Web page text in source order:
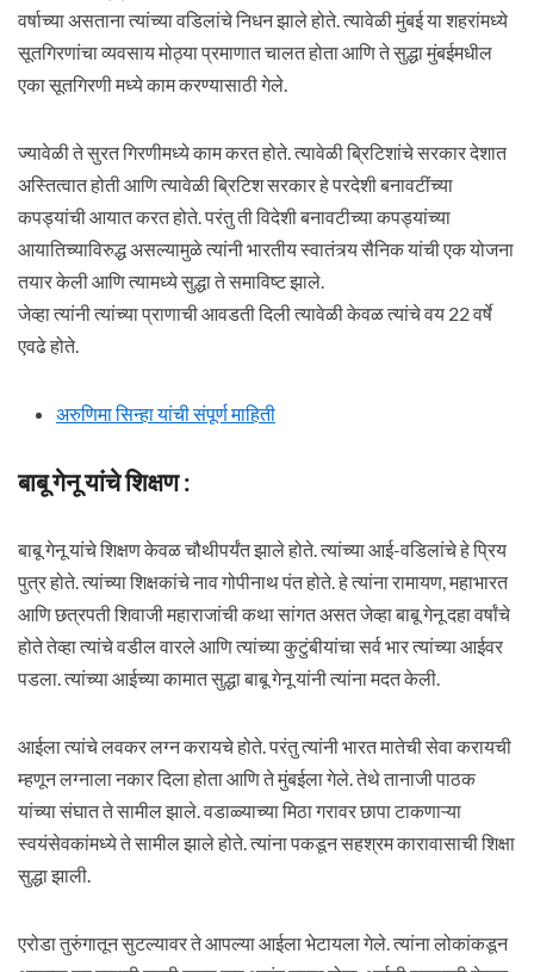
वर्षाच्या असताना त्यांच्या वडिलांचे निधन झाले होते. त्यावेळी मुंबई या शहरांमध्ये
सूतगिरणांचा व्यवसाय मोठ्या प्रमाणात चालत होता आणि ते सुद्धा मुंबईमधील
एका सूतगिरणी मध्ये काम करण्यासाठी गेले.
ज्यावेळी ते सुरत गिरणीमध्ये काम करत होते. त्यावेळी ब्रिटिशांचे सरकार देशात
अस्तित्वात होती आणि त्यावेळी ब्रिटिश सरकार हे परदेशी बनावटींच्या
कपड्यांची आयात करत होते. परंतु ती विदेशी बनावटीच्या कपड्यांच्या
आयातिच्याविरुद्ध असल्यामुळे त्यांनी भारतीय स्वातंत्र्य सैनिक यांची एक योजना
तयार केली आणि त्यामध्ये सुद्धा ते समाविष्ट झाले.
जेव्हा त्यांनी त्यांच्या प्राणाची आवडती दिली त्यावेळी केवळ त्यांचे वय 22 वर्षे
एवढे होते.
अरुणिमा सिन्हा यांची संपूर्ण माहिती
बाबू गेनू यांचे शिक्षण :
बाबू गेनू यांचे शिक्षण केवळ चौथीपर्यंत झाले होते. त्यांच्या आई-वडिलांचे हे प्रिय
पुत्र होते. त्यांच्या शिक्षकांचे नाव गोपीनाथ पंत होते. हे त्यांना रामायण, महाभारत
आणि छत्रपती शिवाजी महाराजांची कथा सांगत असत जेव्हा बाबू गेनू दहा वर्षांचे
होते तेव्हा त्यांचे वडील वारले आणि त्यांच्या कुटुंबीयांचा सर्व भार त्यांच्या आईवर
पडला. त्यांच्या आईच्या कामात सुद्धा बाबू गेनू यांनी त्यांना मदत केली.
आईला त्यांचे लवकर लग्न करायचे होते. परंतु त्यांनी भारत मातेची सेवा करायची
म्हणून लग्नाला नकार दिला होता आणि ते मुंबईला गेले. तेथे तानाजी पाठक
यांच्या संघात ते सामील झाले. वडाळ्याच्या मिठा गरावर छापा टाकणाऱ्या
स्वयंसेवकांमध्ये ते सामील झाले होते. त्यांना पकडून सहश्रम कारावासाची शिक्षा
सुद्धा झाली.
एरोडा तुरुंगातून सुटल्यावर ते आपल्या आईला भेटायला गेले. त्यांना लोकांकडून